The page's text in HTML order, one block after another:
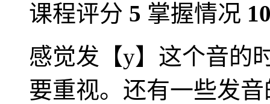
课程评分 5 掌握情况
感觉发【y】这个音的
要重视。还有一些发